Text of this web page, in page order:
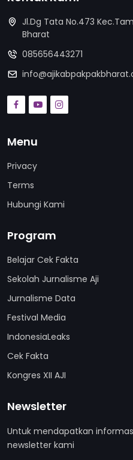
Jl.Dg Tata No.473
Bharat
085656443271
Menu
Privacy
Terms
Hubungi Kami
Program
Belajar Cek Fakta
Sekolah Jurnalisme Aji
Jurnalisme Data
Festival Media
IndonesiaLeaks
Cek Fakta
Kongres XII AJI
Newsletter
Untuk mendapatkan
newsletter kami